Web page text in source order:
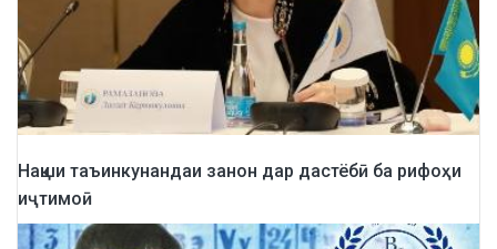
Нақши таъинкунандаи занон дар дастёбӣ ба рифоҳи
иҷтимоӣ